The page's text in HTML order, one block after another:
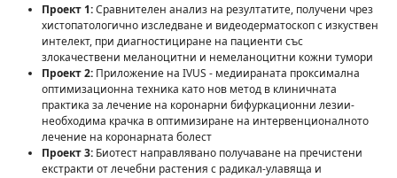
Проект 1:Сравнителен анализ на резултатите, получени чрез
хистопатологично изследване и видеодерматоскоп с изкуствен
интелект, при диагностициране на пациенти със
злокачествени меланоцитни и немеланоцитни кожни тумори
Проект 2: Приложение на IVUS - медиираната проксимална
оптимизационна техника като нов метод в клиничната
практика за лечение на коронарни бифуркационни лезии-
необходима крачка в оптимизиране на интервенционалното
лечение на коронарната болест
Проект 3: Биотест направлявано получаване на пречистени
екстракти от лечебни растения с радикал-улавяща и